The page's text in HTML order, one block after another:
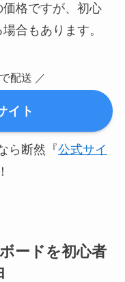
格ですが、初心
合もあります。
配送 ／
イト
ら断然『公式サイ
ードを初心者